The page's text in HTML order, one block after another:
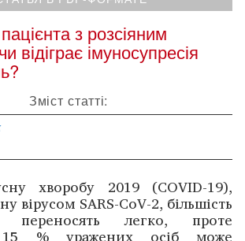
з розсіяним
відіграє імуносупресія
Зміст статті:
хворобу 2019 (COVID-19),
вірусом SARS-CoV-2, більшість
переносять легко, проте